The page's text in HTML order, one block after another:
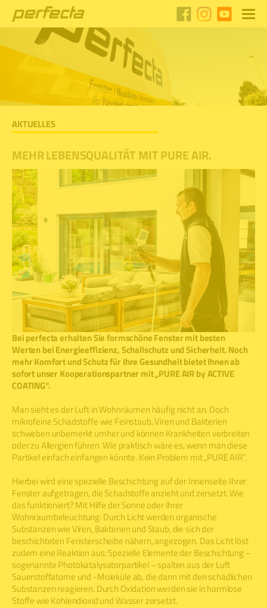
AKTUELLES
MEHR LEBENSQUALITÄT MIT PURE AIR.
Bei perfecta erhalten Sie formschöne Fenster mit besten
Werten bei Energieeffizienz, Schallschutz und Sicherheit. Noch
mehr Komfort und Schutz für Ihre Gesundheit bietet Ihnen ab
sofort unser Kooperationspartner mit „PURE AIR by ACTIVE
COATING“.
Man sieht es der Luft in Wohnräumen häufig nicht an. Doch
mikrofeine Schadstoffe wie Feinstaub, Viren und Bakterien
schweben unbemerkt umher und können Krankheiten verbreiten
oder zu Allergien führen. Wie praktisch wäre es, wenn man diese
Partikel einfach einfangen könnte. Kein Problem mit „PURE AIR”.
Hierbei wird eine spezielle Beschichtung auf der Innenseite Ihrer
Fenster aufgetragen, die Schadstoffe anzieht und zersetzt. Wie
das funktioniert? Mit Hilfe der Sonne oder Ihrer
Wohnraumbeleuchtung: Durch Licht werden organische
Substanzen wie Viren, Bakterien und Staub, die sich der
beschichteten Fensterscheibe nähern, angezogen. Das Licht löst
zudem eine Reaktion aus: Spezielle Elemente der Beschichtung –
sogenannte Photokatalysatorpartikel – spalten aus der Luft
Sauerstoffatome und -Moleküle ab, die dann mit den schädlichen
Substanzen reagieren. Durch Oxidation werden sie in harmlose
Stoffe wie Kohlendioxid und Wasser zersetzt.